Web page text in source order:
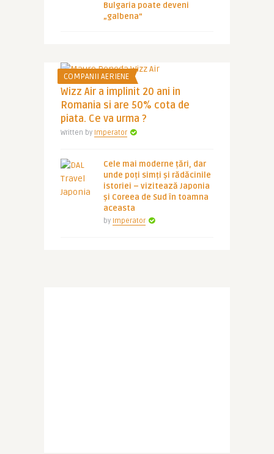
Bulgaria poate deveni
„galbena”
COMPANII AERIENE
Wizz Air a implinit 20 ani in
Romania si are 50% cota de
piata. Ce va urma ?
Written by Imperator
Cele mai moderne țări, dar
unde poți simți și rădăcinile
istoriei – vizitează Japonia
și Coreea de Sud în toamna
aceasta
by Imperator